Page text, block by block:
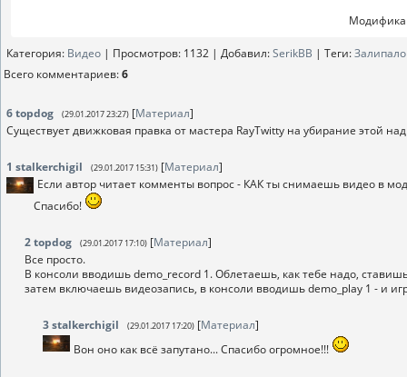
Категория: Видео | Просмотров: 1132 | Добавил:SerikBB | Теги:
Всего комментариев:6
6topdog (29.01.2017 23:27) [Материал]
Существует движковая правка от мастера RayTwitty на убирание этой
1 stalkerchigil (29.01.2017 15:31) [Материал]
Если автор читает комменты вопрос - КАК ты снимаешь видео в
Спасибо!
2topdog (29.01.2017 17:10) [Материал]
Все просто.
В консоли вводишь demo_record 1. Облетаешь, как тебе надо,
затем включаешь видеозапись, в консоли вводишь demo_play 1 - и
3stalkerchigil (29.01.2017 17:20) [Материал]
Вон оно как всё запутано... Спасибо огромное!!!